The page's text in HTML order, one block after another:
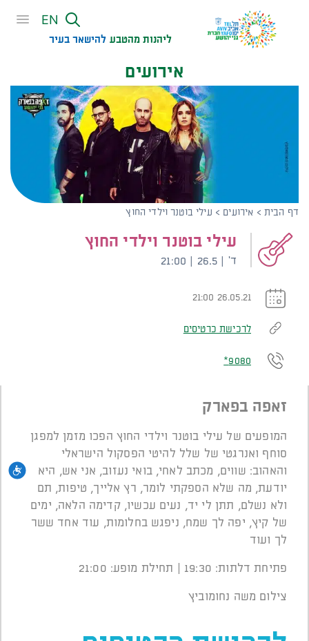
הַמְּסַיַּעַת
לִנְגִישׁוּת
הָאֲתָר.
EN
ליהנות מהטבע להישאר בעיר​
אירועים
דף הבית > אירועים > עילי בוטנר וילדי החוץ
עילי בוטנר וילדי החוץ
ד' | 26.5 | 21:00
26.05.21 21:00
לרכישת כרטיסים
9080*
זאפה בפארק
המופעים של עילי בוטנר וילדי החוץ הפכו מזמן למפגן
סוחף ואנרגטי של שלל להיטי הפסקול הישראלי
והאהוב: שווים, מכתב לאחי, בואי נעזוב, אני אש, היא
יודעת, מה שלא הספקתי לומר, רץ אלייך, טיפות, תם
ולא נשלם, תתן לי יד, נעים עכשיו, קדימה הלאה, ימים
של קיץ, יפה לך שמח, ניפגש בחלומות, עוד אחד ששר
לך ועוד
פתיחת דלתות: 19:30 | תחילת מופע: 21:00
צילום משה נחומוביץ